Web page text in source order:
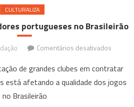
CULTURALIZA
portugueses no Brasileirão
Comentários desativados
invasão
de
de grandes clubes em contratar
está afetando a qualidade dos jogos
no Brasileirão